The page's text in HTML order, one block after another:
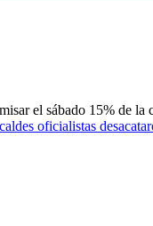
el sábado 15% de la
oficialistas